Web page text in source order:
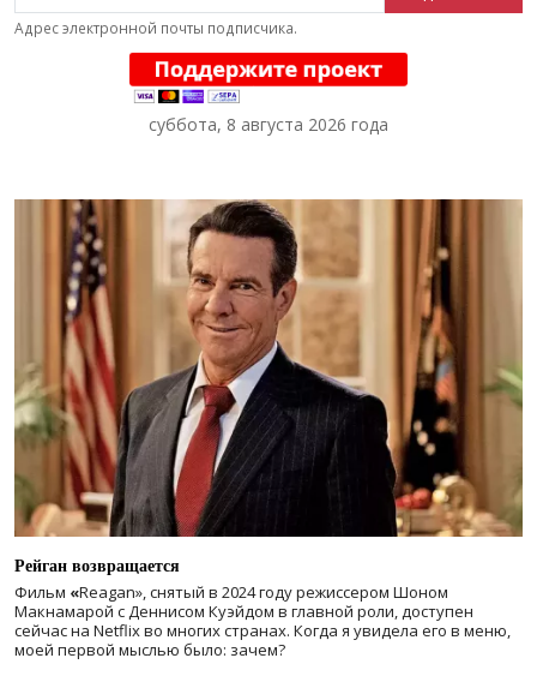
Адрес электронной почты подписчика.
суббота, 8 августа 2026 года
Рейган возвращается
Фильм «Reagan», снятый в 2024 годурежиссером Шоном
Макнамарой с Деннисом Куэйдом в главной роли, доступен
сейчас на Netflix во многих странах. Когда я увидела его в меню,
моей первой мыслью было: зачем?